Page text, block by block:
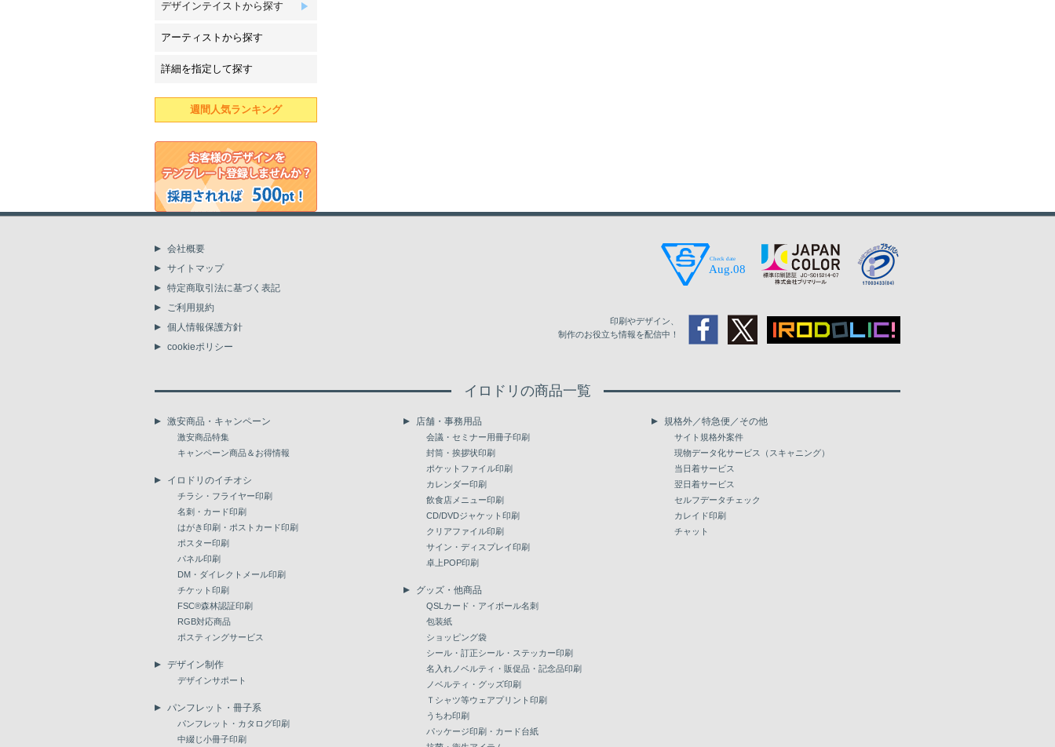
デザインテイストから探す
アーティストから探す
詳細を指定して探す
週間人気ランキング
会社概要
サイトマップ
特定商取引法に基づく表記
ご利用規約
個人情報保護方針
cookieポリシー
印刷やデザイン、
制作のお役立ち情報を配信中！
イロドリの商品一覧
激安商品・キャンペーン
激安商品特集
キャンペーン商品＆お得情報
イロドリのイチオシ
チラシ・フライヤー印刷
名刺・カード印刷
はがき印刷・ポストカード印刷
ポスター印刷
パネル印刷
DM・ダイレクトメール印刷
チケット印刷
FSC®森林認証印刷
RGB対応商品
ポスティングサービス
デザイン制作
デザインサポート
パンフレット・冊子系
パンフレット・カタログ印刷
中綴じ小冊子印刷
店舗・事務用品
会議・セミナー用冊子印刷
封筒・挨拶状印刷
ポケットファイル印刷
カレンダー印刷
飲食店メニュー印刷
CD/DVDジャケット印刷
クリアファイル印刷
サイン・ディスプレイ印刷
卓上POP印刷
グッズ・他商品
QSLカード・アイボール名刺
包装紙
ショッピング袋
シール・訂正シール・ステッカー印刷
名入れノベルティ・販促品・記念品印刷
ノベルティ・グッズ印刷
Ｔシャツ等ウェアプリント印刷
うちわ印刷
パッケージ印刷・カード台紙
規格外／特急便／その他
サイト規格外案件
現物データ化サービス（スキャニング）
当日着サービス
翌日着サービス
セルフデータチェック
カレイド印刷
チャット